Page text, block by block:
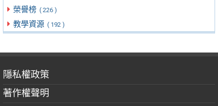
榮譽榜 ( 226 )
教學資源 ( 192 )
隱私權政策
著作權聲明